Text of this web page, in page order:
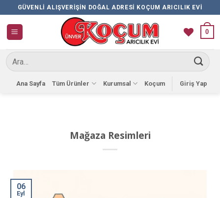
İçeriğe
atla
GÜVENLI ALIŞVERIŞIN DOĞAL ADRESI KOÇUM ARICILIK EVI
0
Ara:
Ana Sayfa Tüm Ürünler Kurumsal Koçum Giriş Yap
Mağaza Resimleri
06
Eyl